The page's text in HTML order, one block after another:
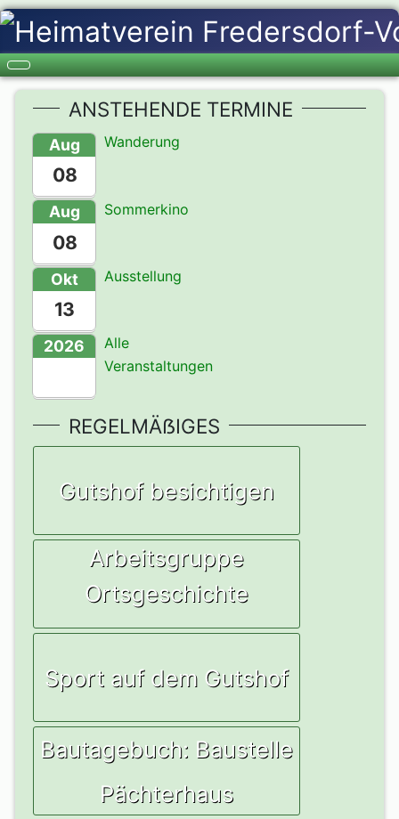
ANSTEHENDE TERMINE
Aug
08
Wanderung
Aug
08
Sommerkino
Okt
13
Ausstellung
2026
Alle
Veranstaltungen
REGELMÄẞIGES
Gutshof besichtigen
Arbeitsgruppe
Ortsgeschichte
Sport auf dem Gutshof
Bautagebuch: Baustelle
Pächterhaus